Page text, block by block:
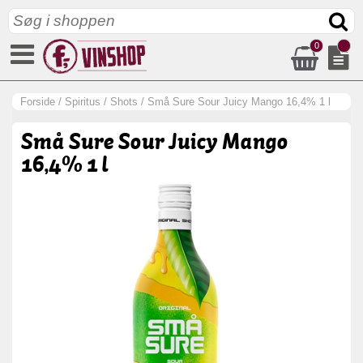
0
Forside / Spiritus / Shots / Små Sure Sour Juicy Mango 16,4% 1 l
Små Sure Sour Juicy Mango
16,4% 1 l